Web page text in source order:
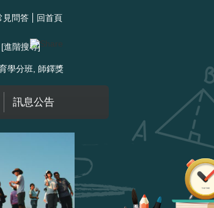
見問答 回首頁
進階搜尋
學分班 師鐸獎
訊息公告